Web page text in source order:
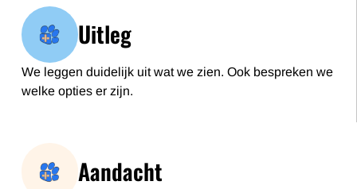
Uitleg
We leggen duidelijk uit wat we zien. Ook bespreken we
welke opties er zijn.
Aandacht